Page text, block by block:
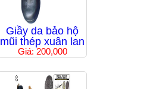
Giầy da bảo hộ
mũi thép xuân lan
Giá: 200,000